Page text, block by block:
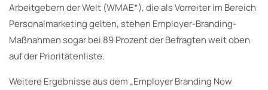
Arbeitgebern der Welt (WMAE*), die als Vorreiter im Bereich
Personalmarketing gelten, stehen Employer-Branding-
Maßnahmen sogar bei 89 Prozent der Befragten weit oben
auf der Prioritätenliste.
Weitere Ergebnisse aus dem „Employer Branding Now